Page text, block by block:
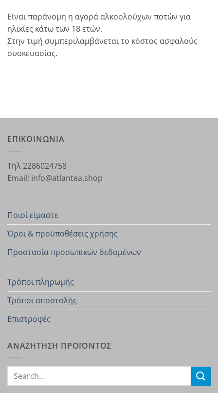
Είναι παράνομη η αγορά αλκοολούχων ποτών για
ηλικίες κάτω των 18 ετών.
Στην τιμή συμπεριλαμβάνεται το κόστος ασφαλούς
συσκευασίας.
ΕΠΙΚΟΙΝΩΝΙΑ
Τηλ 2286024758
Email: info@atlantea.shop
Ποιοί είμαστε
Όροι & προϋποθέσεις χρήσης
Προστασία προσωπικών δεδομένων
Τρόποι πληρωμής
Τρόποι αποστολής
Επιστροφές
ΑΝΑΖΗΤΗΣΗ ΠΡΟΪΟΝΤΟΣ
Search